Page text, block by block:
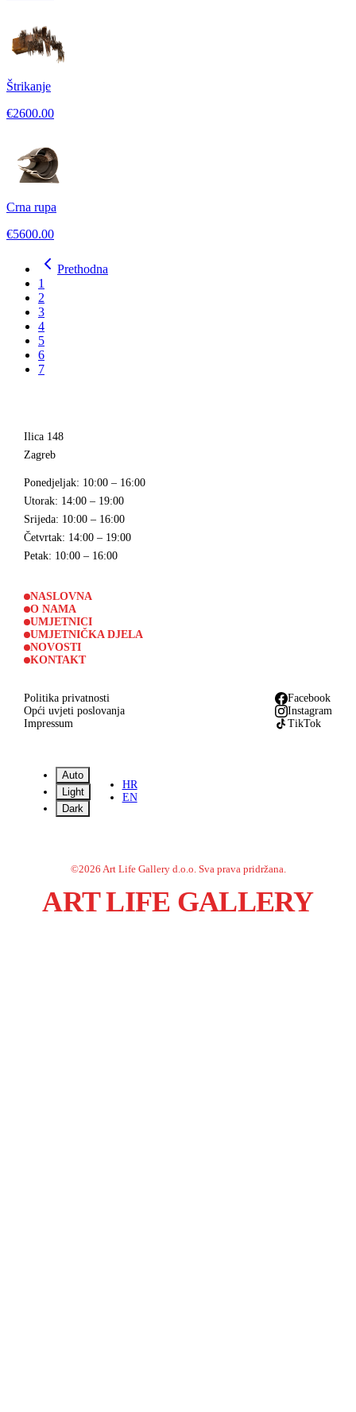
Štrikanje
€2600.00
Crna rupa
€5600.00
Prethodna
1
2
3
4
5
6
7
Ilica 148
Zagreb
Ponedjeljak: 10:00 – 16:00
Utorak: 14:00 – 19:00
Srijeda: 10:00 – 16:00
Četvrtak: 14:00 – 19:00
Petak: 10:00 – 16:00
NASLOVNA
O NAMA
UMJETNICI
UMJETNIČKA DJELA
NOVOSTI
KONTAKT
Politika privatnosti
Opći uvjeti poslovanja
Impressum
Facebook
Instagram
TikTok
Auto
Light
Dark
HR
EN
©2026 Art Life Gallery d.o.o. Sva prava pridržana.
ART LIFE GALLERY